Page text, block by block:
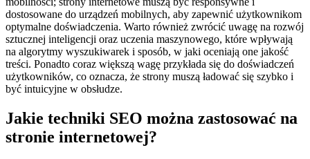
dostosowane do urządzeń mobilnych, aby zapewnić użytkownikom
optymalne doświadczenia. Warto również zwrócić uwagę na rozwój
sztucznej inteligencji oraz uczenia maszynowego, które wpływają
na algorytmy wyszukiwarek i sposób, w jaki oceniają one jakość
treści. Ponadto coraz większą wagę przykłada się do doświadczeń
użytkowników, co oznacza, że strony muszą ładować się szybko i
być intuicyjne w obsłudze.
Jakie techniki SEO można zastosować na
stronie internetowej?